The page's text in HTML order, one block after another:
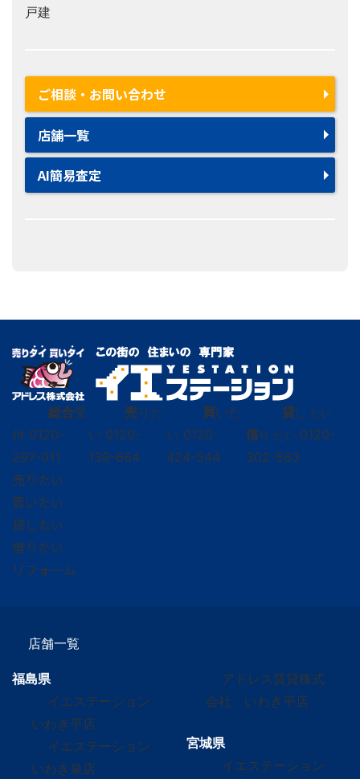
戸建
ご相談・お問い合わせ
店舗一覧
AI簡易査定
総合受
付 0120-
297-011
売りた
い 0120-
139-664
買いた
い 0120-
424-544
貸し たい
借り たい 0120-
302-563
売りたい
買いたい
貸したい
借りたい
リフォーム
店舗一覧
福島県
イエステーション
いわき平店
イエステーション
いわき泉店
アドレス賃貸株式
会社 いわき平店
宮城県
イエステーション